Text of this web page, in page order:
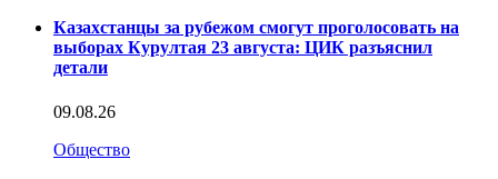
Казахстанцы за рубежом смогут проголосовать на
выборах Курултая 23 августа: ЦИК разъяснил
детали
09.08.26
Общество